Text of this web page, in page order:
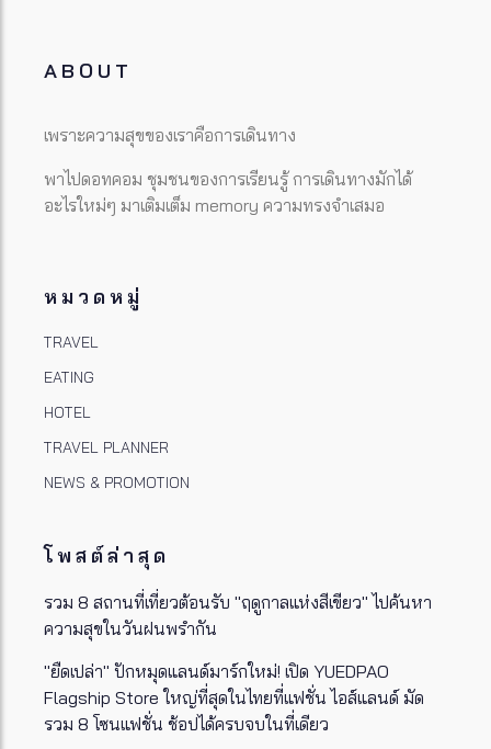
ABOUT
เพราะความสุขของเราคือการเดินทาง
พาไปดอทคอม ชุมชนของการเรียนรู้ การเดินทางมักได้
อะไรใหม่ๆ มาเติมเต็ม memory ความทรงจำเสมอ
หมวดหมู่
TRAVEL
EATING
HOTEL
TRAVEL PLANNER
NEWS & PROMOTION
โพสต์ล่าสุด
รวม 8 สถานที่เที่ยวต้อนรับ "ฤดูกาลแห่งสีเขียว" ไปค้นหา
ความสุขในวันฝนพรำกัน
"ยืดเปล่า" ปักหมุดแลนด์มาร์กใหม่! เปิด YUEDPAO
Flagship Store ใหญ่ที่สุดในไทยที่แฟชั่น ไอส์แลนด์ มัด
รวม 8 โซนแฟชั่น ช้อปได้ครบจบในที่เดียว